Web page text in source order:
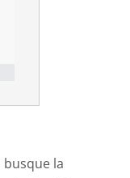
busque la